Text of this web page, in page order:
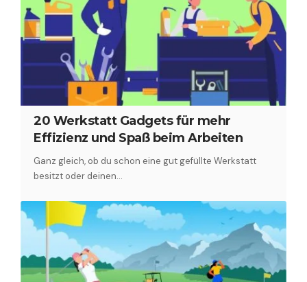
20 Werkstatt Gadgets für mehr
Effizienz und Spaß beim Arbeiten
Ganz gleich, ob du schon eine gut gefüllte Werkstatt
besitzt oder deinen…